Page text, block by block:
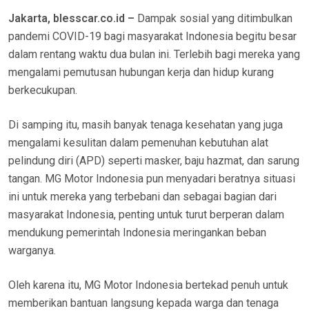
Jakarta, blesscar.co.id – Dampak sosial yang ditimbulkan
pandemi COVID-19 bagi masyarakat Indonesia begitu besar
dalam rentang waktu dua bulan ini. Terlebih bagi mereka yang
mengalami pemutusan hubungan kerja dan hidup kurang
berkecukupan.
Di samping itu, masih banyak tenaga kesehatan yang juga
mengalami kesulitan dalam pemenuhan kebutuhan alat
pelindung diri (APD) seperti masker, baju hazmat, dan sarung
tangan. MG Motor Indonesia pun menyadari beratnya situasi
ini untuk mereka yang terbebani dan sebagai bagian dari
masyarakat Indonesia, penting untuk turut berperan dalam
mendukung pemerintah Indonesia meringankan beban
warganya.
Oleh karena itu, MG Motor Indonesia bertekad penuh untuk
memberikan bantuan langsung kepada warga dan tenaga